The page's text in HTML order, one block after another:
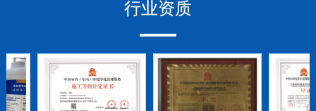
行业资质